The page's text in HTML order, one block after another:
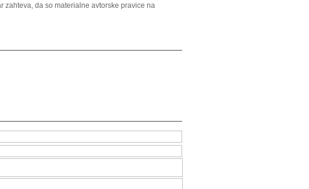
zahteva, da so materialne avtorske pravice na